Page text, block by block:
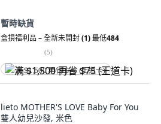
暫時缺貨
盒損福利品 – 全新未開封(1)最低484
(5)
满 $1,500 再省 $75 (王道卡)
lieto MOTHER'S LOVE Baby For You
雙人幼兒沙發, 米色